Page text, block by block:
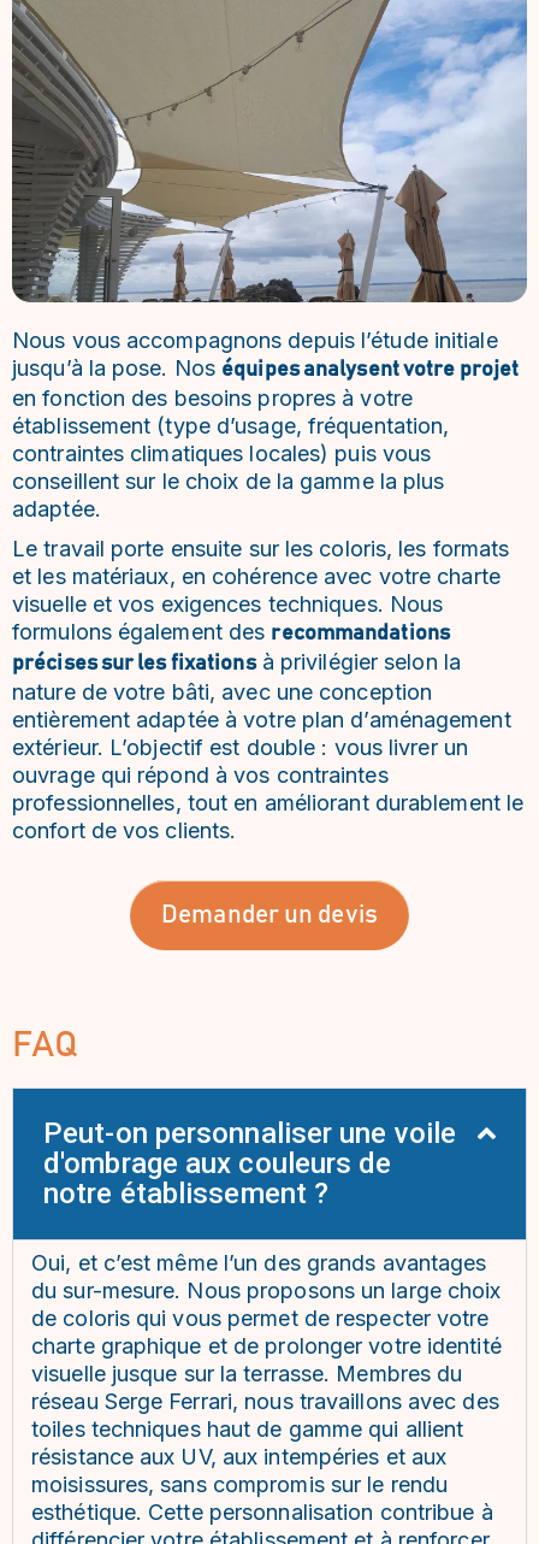
Nous vous accompagnons depuis l’étude initiale
jusqu’à la pose. Nos équipes analysent votre projet
en fonction des besoins propres à votre
établissement (type d’usage, fréquentation,
contraintes climatiques locales) puis vous
conseillent sur le choix de la gamme la plus
adaptée.
Le travail porte ensuite sur les coloris, les formats
et les matériaux, en cohérence avec votre charte
visuelle et vos exigences techniques. Nous
formulons également des recommandations
précises sur les fixationsà privilégier selon la
nature de votre bâti, avec une conception
entièrement adaptée à votre plan d’aménagement
extérieur. L’objectif est double : vous livrer un
ouvrage qui répond à vos contraintes
professionnelles, tout en améliorant durablement le
confort de vos clients.
Demander un devis
FAQ
Peut-on personnaliser une voile
d'ombrage aux couleurs de
notre établissement ?
Oui, et c’est même l’un des grands avantages
du sur-mesure. Nous proposons un large choix
de coloris qui vous permet de respecter votre
charte graphique et de prolonger votre identité
visuelle jusque sur la terrasse. Membres du
réseau Serge Ferrari, nous travaillons avec des
toiles techniques haut de gamme qui allient
résistance aux UV, aux intempéries et aux
moisissures, sans compromis sur le rendu
esthétique. Cette personnalisation contribue à